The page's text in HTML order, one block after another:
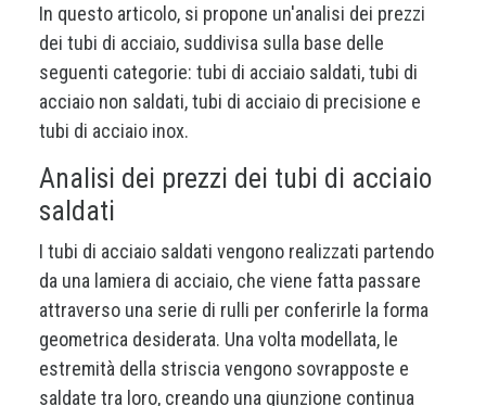
In questo articolo, si propone un'analisi dei prezzi
dei tubi di acciaio, suddivisa sulla base delle
seguenti categorie: tubi di acciaio saldati, tubi di
acciaio non saldati, tubi di acciaio di precisione e
tubi di acciaio inox.
Analisi dei prezzi dei tubi di acciaio
saldati
I tubi di acciaio saldati vengono realizzati partendo
da una lamiera di acciaio, che viene fatta passare
attraverso una serie di rulli per conferirle la forma
geometrica desiderata. Una volta modellata, le
estremità della striscia vengono sovrapposte e
saldate tra loro, creando una giunzione continua